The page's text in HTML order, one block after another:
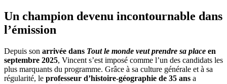
Un champion devenu incontournable dans
l’émission
Depuis son arrivée dans Tout le monde veut prendre sa place en
septembre 2025, Vincent s’est imposé comme l’un des candidats les
plus marquants du programme. Grâce à sa culture générale et à sa
régularité, le professeur d’histoire-géographie de 35 ans a